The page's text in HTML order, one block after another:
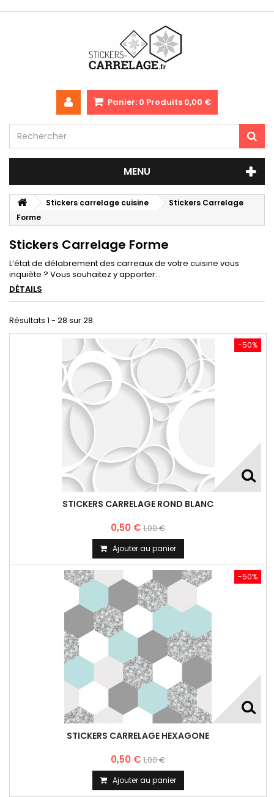
Panier: 0 Produits 0,00 €
MENU
Stickers carrelage cuisine
Stickers Carrelage
Forme
Stickers Carrelage Forme
L’état de délabrement des carreaux de votre cuisine vous
inquiète ? Vous souhaitez y apporter...
DÉTAILS
Résultats 1 - 28 sur 28.
STICKERS CARRELAGE ROND BLANC
0,50 €1,00 €
-50%
Ajouter au panier
STICKERS CARRELAGE HEXAGONE
0,50 €1,00 €
-50%
Ajouter au panier